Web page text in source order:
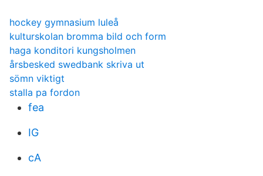
hockey gymnasium luleå
kulturskolan bromma bild och form
haga konditori kungsholmen
årsbesked swedbank skriva ut
sömn viktigt
stalla pa fordon
fea
IG
cA